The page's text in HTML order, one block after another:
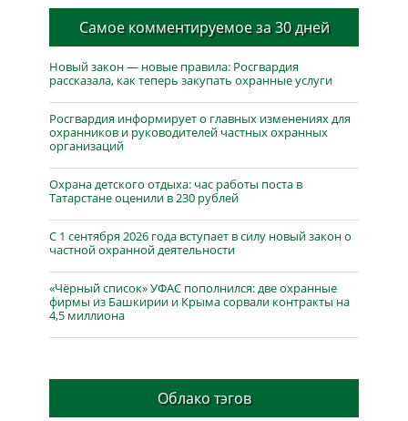
Самое комментируемое за 30 дней
Новый закон — новые правила: Росгвардия
рассказала, как теперь закупать охранные услуги
Росгвардия информирует о главных изменениях для
охранников и руководителей частных охранных
организаций
Охрана детского отдыха: час работы поста в
Татарстане оценили в 230 рублей
С 1 сентября 2026 года вступает в силу новый закон о
частной охранной деятельности
«Чёрный список» УФАС пополнился: две охранные
фирмы из Башкирии и Крыма сорвали контракты на
4,5 миллиона
Облако тэгов